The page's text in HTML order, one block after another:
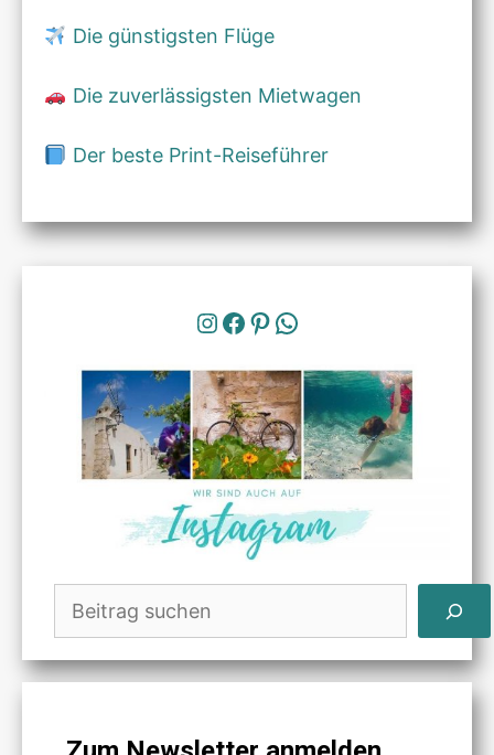
Die günstigsten Flüge
Die zuverlässigsten Mietwagen
Der beste Print-Reiseführer
Instagram
Facebook
Pinterest
WhatsApp
Suchen